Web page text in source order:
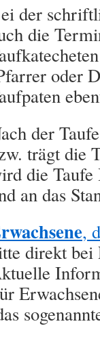
der
die
oder
der
trägt die
die Taufe
an das
,
direkt bei